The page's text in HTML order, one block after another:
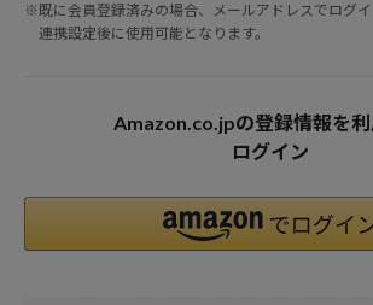
※既に会員登録済みの場合、メールアドレスでログ
連携設定後に使用可能となります。
Amazon.co.jpの登録情報を
ログイン